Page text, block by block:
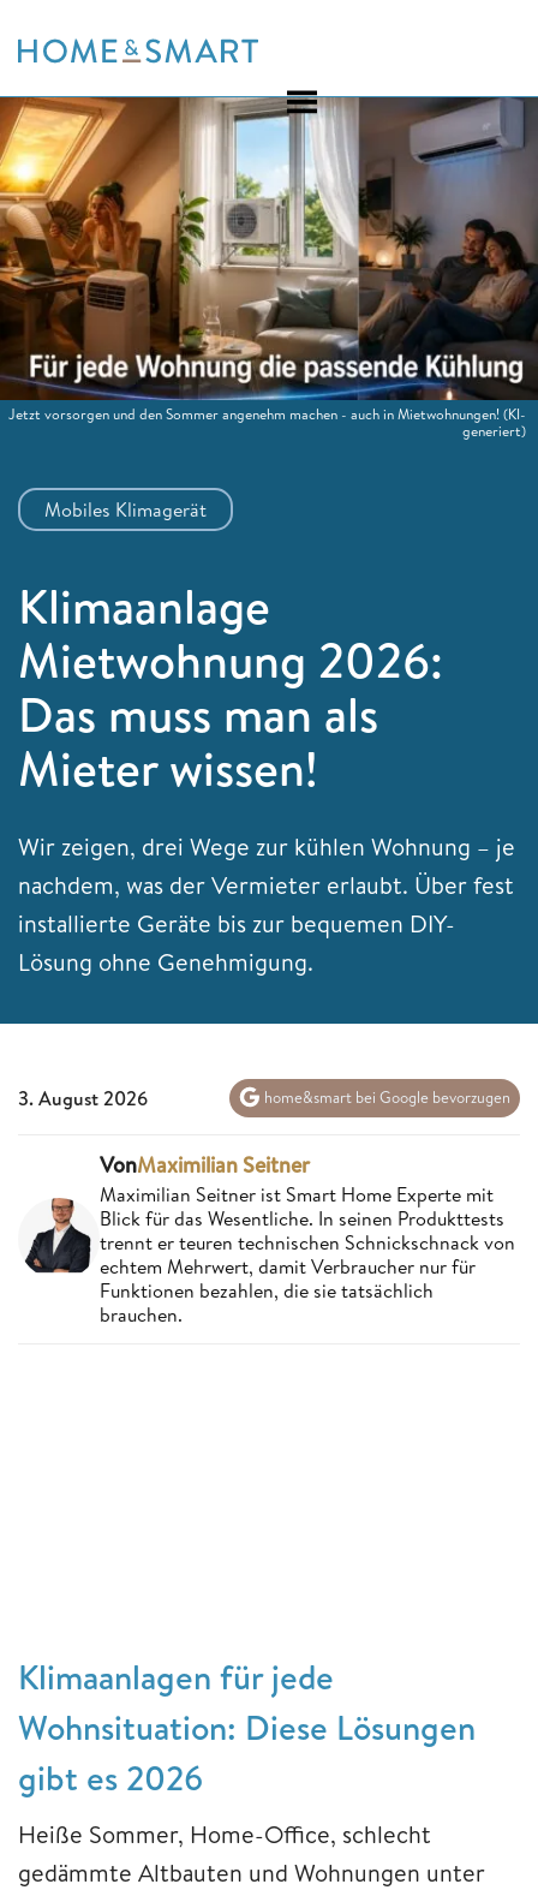
to
Mobiles Klimagerät
Klimaanlage
Mietwohnung 2026:
Das muss man als
Mieter wissen!
Wir zeigen, drei Wege zur kühlen Wohnung – je
nachdem, was der Vermieter erlaubt. Über fest
installierte Geräte bis zur bequemen DIY-
Lösung ohne Genehmigung.
Jetzt vorsorgen und den Sommer angenehm machen - auch in Mietwohnungen!(KI-
generiert)
3. August 2026 home&smart bei Google bevorzugen
VonMaximilian Seitner
Maximilian Seitner ist Smart Home Experte mit
Blick für das Wesentliche. In seinen Produkttests
trennt er teuren technischen Schnickschnack von
echtem Mehrwert, damit Verbraucher nur für
Funktionen bezahlen, die sie tatsächlich
brauchen.
Klimaanlagen für jede
Wohnsituation: Diese Lösungen
gibt es 2026
Heiße Sommer, Home-Office, schlecht
gedämmte Altbauten und Wohnungen unter